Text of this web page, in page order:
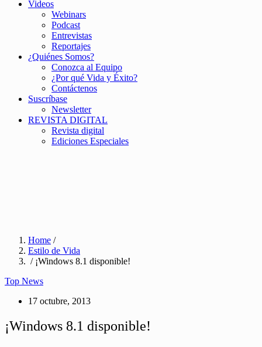
Videos
Webinars
Podcast
Entrevistas
Reportajes
¿Quiénes Somos?
Conozca al Equipo
¿Por qué Vida y Éxito?
Contáctenos
Suscríbase
Newsletter
REVISTA DIGITAL
Revista digital
Ediciones Especiales
Home /
Estilo de Vida
/ ¡Windows 8.1 disponible!
Top News
17 octubre, 2013
¡Windows 8.1 disponible!